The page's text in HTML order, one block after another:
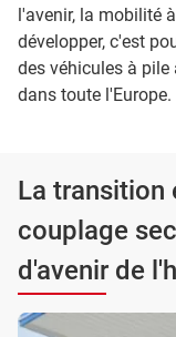
l'avenir, la mobilité
développer, c'est
des véhicules à
dans toute l'Europe.
La transition
couplage
d'avenir de